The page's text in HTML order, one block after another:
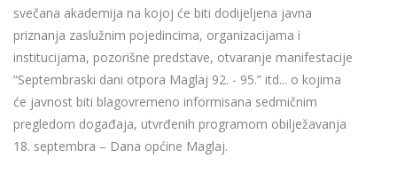
svečana akademija na kojoj će biti dodijeljena javna
priznanja zaslužnim pojedincima, organizacijama i
institucijama, pozorišne predstave, otvaranje manifestacije
“Septembraski dani otpora Maglaj 92. - 95.” itd... o kojima
će javnost biti blagovremeno informisana sedmičnim
pregledom događaja, utvrđenih programom obilježavanja
18. septembra – Dana općine Maglaj.